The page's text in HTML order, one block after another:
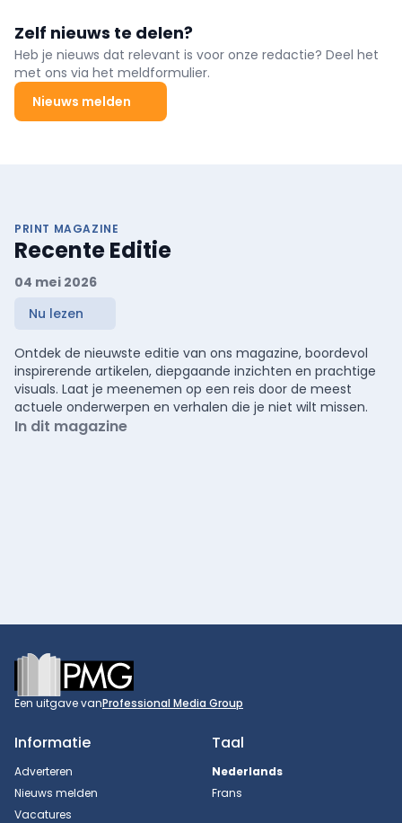
Zelf nieuws te delen?
Heb je nieuws dat relevant is voor onze redactie? Deel het
met ons via het meldformulier.
Nieuws melden
PRINT MAGAZINE
Recente Editie
04 mei 2026
Nu lezen
Ontdek de nieuwste editie van ons magazine, boordevol
inspirerende artikelen, diepgaande inzichten en prachtige
visuals. Laat je meenemen op een reis door de meest
actuele onderwerpen en verhalen die je niet wilt missen.
In dit magazine
Footer
Een uitgave vanProfessional Media Group
Informatie
Adverteren
Nieuws melden
Vacatures
Taal
Nederlands
Frans